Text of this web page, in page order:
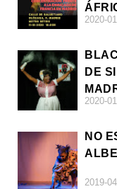
2020-
DE
2020-
NO
2019-